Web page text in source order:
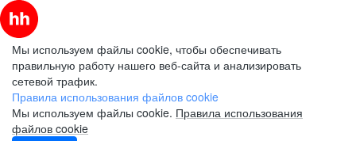
Мы используем файлы cookie, чтобы обеспечивать
правильную работу нашего веб-сайта и анализировать
сетевой трафик.
Правила использования файлов cookie
Мы используем файлы cookie. Правила использования
файлов cookie